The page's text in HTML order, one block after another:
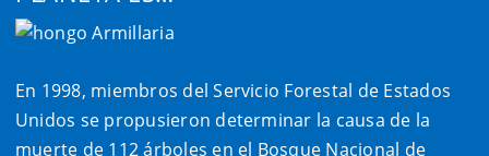
En 1998, miembros del Servicio Forestal de Estados
Unidos se propusieron determinar la causa de la
muerte de 112 árboles en el Bosque Nacional de